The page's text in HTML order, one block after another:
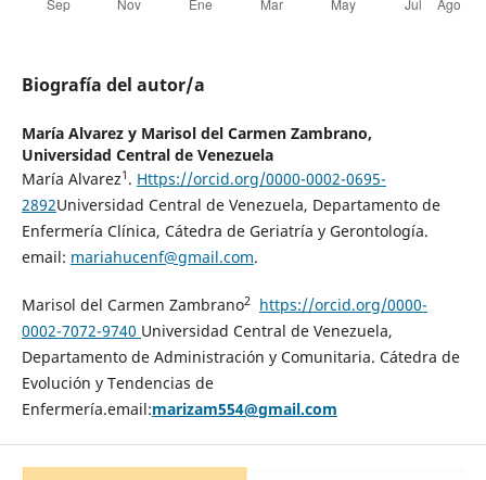
Biografía del autor/a
María Alvarez y Marisol del Carmen Zambrano,
Universidad Central de Venezuela
María Alvarez1 . Https://orcid.org/0000-0002-0695-
2892Universidad Central de Venezuela, Departamento de
Enfermería Clínica, Cátedra de Geriatría y Gerontología.
email: mariahucenf@gmail.com.
Marisol del Carmen Zambrano2 https://orcid.org/0000-
0002-7072-9740 Universidad Central de Venezuela,
Departamento de Administración y Comunitaria. Cátedra de
Evolución y Tendencias de
Enfermería.email:marizam554@gmail.com